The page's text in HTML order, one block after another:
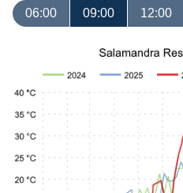
06:00 09:00 12:00